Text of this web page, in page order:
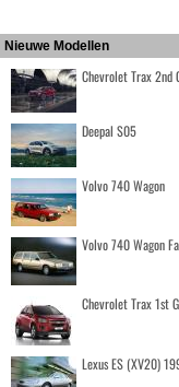
Nieuwe Modellen
Chevrolet Trax 2nd
Deepal S05
Volvo 740 Wagon
Volvo 740 Wagon
Chevrolet Trax 1st
Lexus ES (XV20)